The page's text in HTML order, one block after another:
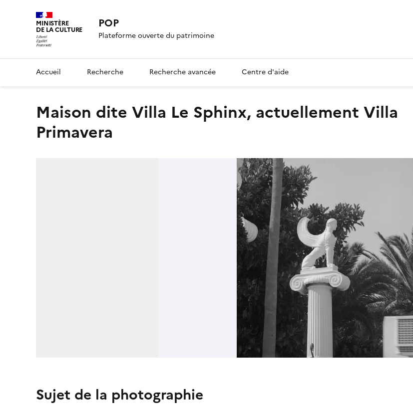
MINISTÈRE
DE LA CULTURE POP
Plateforme ouverte du patrimoine
Accueil Recherche Recherche avancée Centre d'aide
maison dite Villa Le Sphinx, actuellement Villa
Primavera
Sujet de la photographie